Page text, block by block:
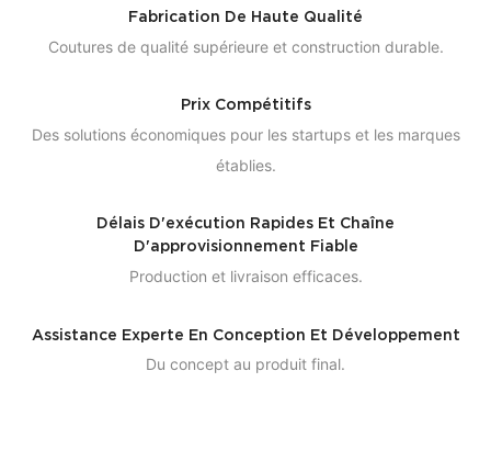
Fabrication De Haute Qualité
Coutures de qualité supérieure et construction durable.
Prix ​​compétitifs
Des solutions économiques pour les startups et les marques
établies.
Délais D'exécution Rapides Et Chaîne
D'approvisionnement Fiable
Production et livraison efficaces.
Assistance Experte En Conception Et Développement
Du concept au produit final.